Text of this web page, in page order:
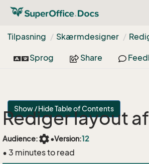
Tilpasning
Skærmdesigner
Sprog Share
Show / Hide Table of Contents
Rediger layout
Audience:settings•Version:12
• 3 minutes to read